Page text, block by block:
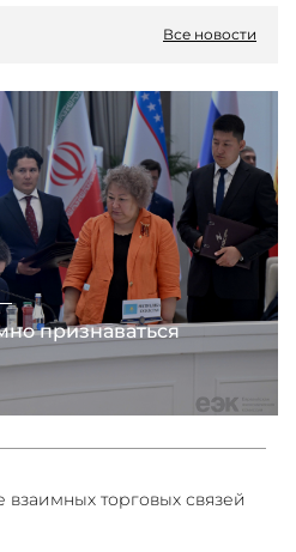
Все новости
признаваться
торговых связей